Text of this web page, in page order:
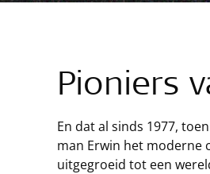
Pioniers
En dat al sinds 1977,
man Erwin het moderne
uitgegroeid tot een